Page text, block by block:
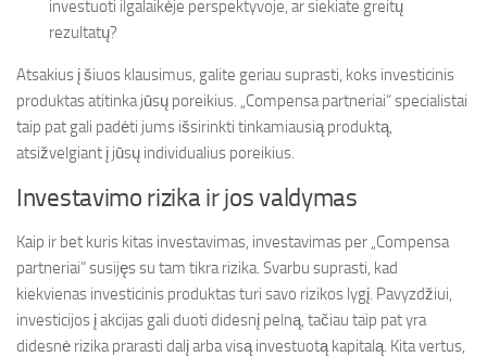
investuoti ilgalaikėje perspektyvoje, ar siekiate greitų
rezultatų?
Atsakius į šiuos klausimus, galite geriau suprasti, koks investicinis
produktas atitinka jūsų poreikius. „Compensa partneriai“ specialistai
taip pat gali padėti jums išsirinkti tinkamiausią produktą,
atsižvelgiant į jūsų individualius poreikius.
Investavimo rizika ir jos valdymas
Kaip ir bet kuris kitas investavimas, investavimas per „Compensa
partneriai“ susijęs su tam tikra rizika. Svarbu suprasti, kad
kiekvienas investicinis produktas turi savo rizikos lygį. Pavyzdžiui,
investicijos į akcijas gali duoti didesnį pelną, tačiau taip pat yra
didesnė rizika prarasti dalį arba visą investuotą kapitalą. Kita vertus,